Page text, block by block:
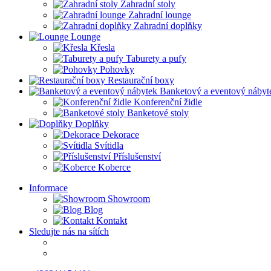
Zahradní stoly
Zahradní lounge
Zahradní doplňky
Lounge
Křesla
Taburety a pufy
Pohovky
Restaurační boxy
Banketový a eventový
Konferenční židle
Banketové stoly
Doplňky
Dekorace
Svítidla
Příslušenství
Koberce
Informace
Showroom
Blog
Kontakt
Sledujte nás na sítích